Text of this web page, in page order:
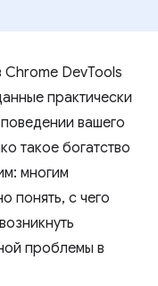
Chrome DevTools
практически
вашего
такое богатство
многим
понять, с чего
проблемы в